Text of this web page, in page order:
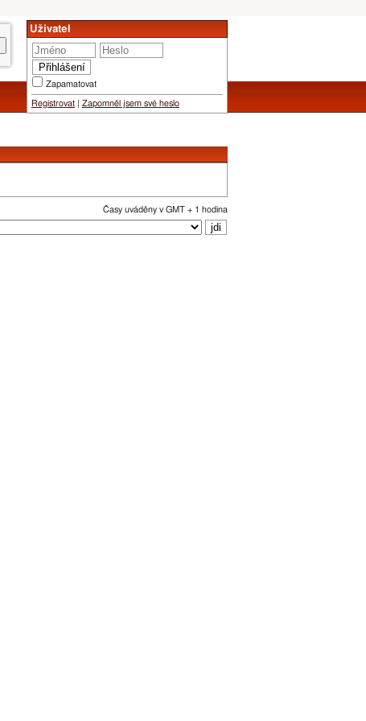
Uživatel
Zapamatovat
Registrovat Zapomněl jsem své heslo
Časy uváděny v GMT + 1 hodina